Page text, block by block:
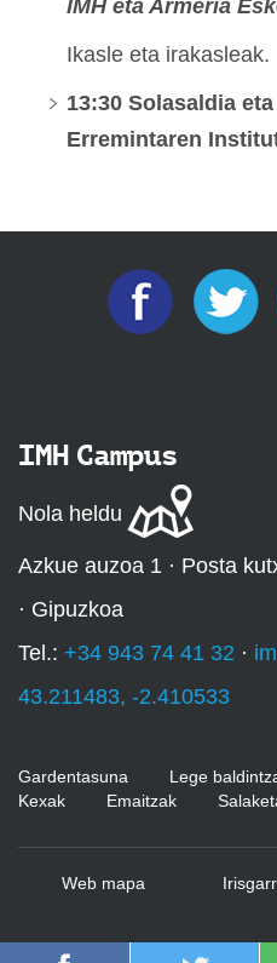
IMH eta Armeria
Ikasle eta irakasleak.
13:30 Solasaldia
Erremintaren
IMH Campus
Nola heldu
Azkue auzoa 1 · Posta
· Gipuzkoa
Tel.: +34 943 74 41 32 ·
43.211483, -2.410533
Gardentasuna Lege
Kexak
Emaitzak
Web mapa